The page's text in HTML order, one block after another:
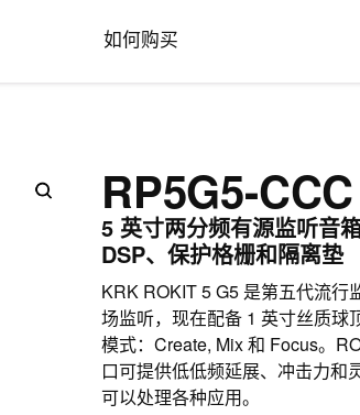
如何购买
RP5G5-CCC
5 英寸两分频有源监听音
DSP、保护格栅和隔离垫
KRK ROKIT 5 G5 是第五代流行
场监听，现在配备 1 英寸丝质球
模式：Create, Mix 和 Focus。
口可提供低低频延展、冲击力和
可以处理各种应用。